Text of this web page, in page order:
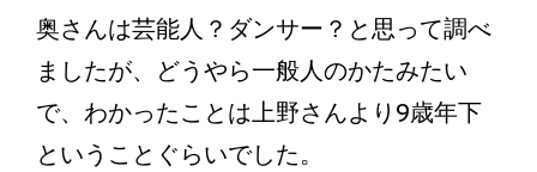
奥さんは芸能人？ダンサー？と思って調べ
ましたが、どうやら一般人のかたみたい
で、わかったことは上野さんより9歳年下
ということぐらいでした。